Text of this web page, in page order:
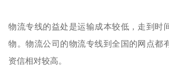
物流专线的益处是运输成本较低，走到时
物。物流公司的物流专线到全国的网点都
资信相对较高。